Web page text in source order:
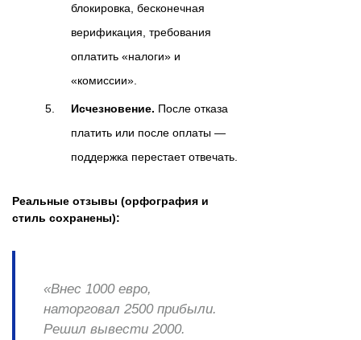
блокировка, бесконечная
верификация, требования
оплатить «налоги» и
«комиссии».
Исчезновение. После отказа
платить или после оплаты —
поддержка перестает отвечать.
Реальные отзывы (орфография и
стиль сохранены):
«Внес 1000 евро,
наторговал 2500 прибыли.
Решил вывести 2000.